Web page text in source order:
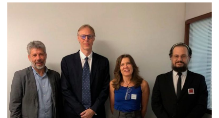
Facebook InstagramTwitter Youtube Whatsapp